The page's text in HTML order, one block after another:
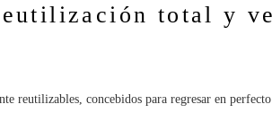
total y
reutilizables, concebidos para regresar en